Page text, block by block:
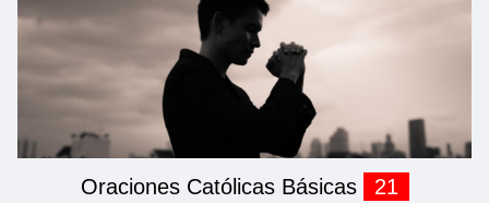
Oraciones Católicas Básicas 21